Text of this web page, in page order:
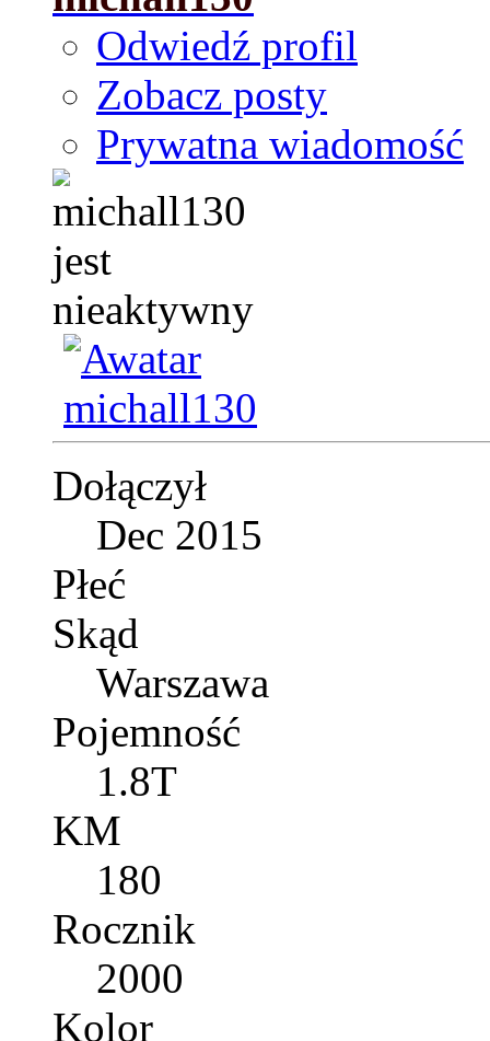
Odwiedź profil
Zobacz posty
Prywatna wiadomość
Dołączył
Dec 2015
Płeć
Skąd
Warszawa
Pojemność
1.8T
KM
180
Rocznik
2000
Kolor